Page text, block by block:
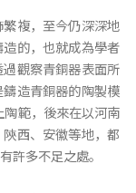
複，至今仍深深地
的，也就成為學者
觀察青銅器表面所
造青銅器的陶製模
範，後來在以河南
西、安徽等地，都
許多不足之處。